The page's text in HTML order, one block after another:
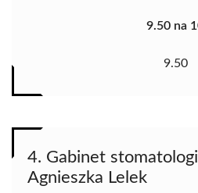
9.50 na
9.50
4. Gabinet
Agnieszka Lelek